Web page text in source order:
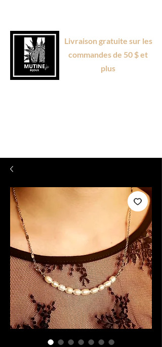
Livraison gratuite sur les
commandes de 50 $ et
plus